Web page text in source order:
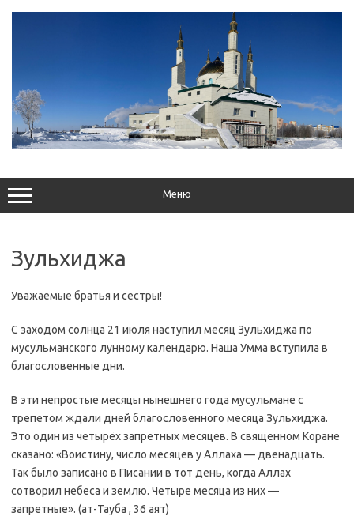
Меню
Зульхиджа
Уважаемые братья и сестры!
С заходом солнца 21 июля наступил месяц Зульхиджа по
мусульманского лунному календарю. Наша Умма вступила в
благословенные дни.
В эти непростые месяцы нынешнего года мусульмане с
трепетом ждали дней благословенного месяца Зульхиджа.
Это один из четырёх запретных месяцев. В священном Коране
сказано: «Воистину, число месяцев у Аллаха — двенадцать.
Так было записано в Писании в тот день, когда Аллах
сотворил небеса и землю. Четыре месяца из них —
запретные». (ат-Тауба , 36 аят)